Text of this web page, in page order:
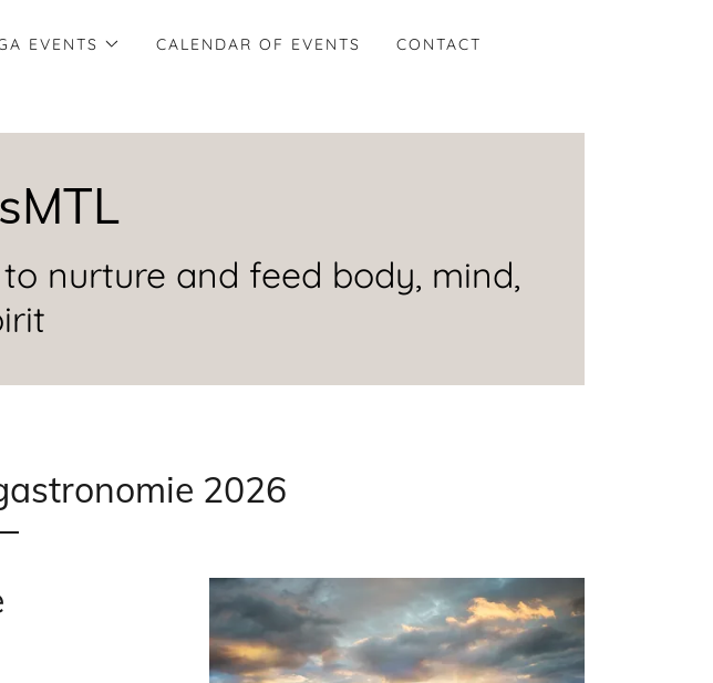
EVENTS CALENDAR OF EVENTS CONTACT
nurture and feed body, mind,
2026